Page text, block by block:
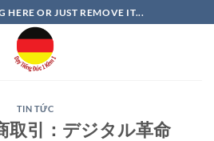
HERE OR JUST REMOVE IT...
TIN TỨC
取引：デジタル革命